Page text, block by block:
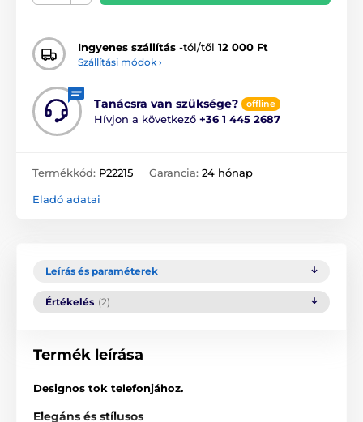
Ingyenes szállítás -tól/től 12 000 Ft
Szállítási módok ›
Tanácsra van szüksége? offline
Hívjon a következő +36 1 445 2687
Termékkód: P22215 Garancia: 24 hónap
Eladó adatai
Leírás és paraméterek
Értékelés (2)
Termék leírása
Designos tok telefonjához.
Elegáns és stílusos